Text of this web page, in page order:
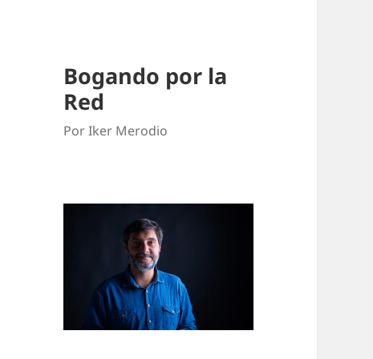
Bogando por la
Red
Por Iker Merodio